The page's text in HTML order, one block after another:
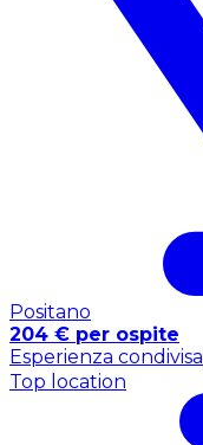
Positano
204 € per ospite
Esperienza condivisa
Top location